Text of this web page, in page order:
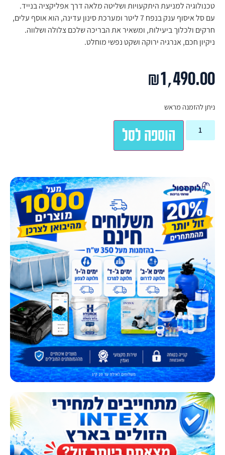
טכנולוגיה למניעת היתקעויות ושליטה מלאה דרך אפליקציה בנייד.
עם סל איסוף ענק בנפח 7 ליטר ומערכת סינון עדינה, הוא אוסף עלים,
חרקים ולכלוך ביעילות, ומשאיר את הבריכה שלכם צלולה ושלווה.
ניקיון חכם, אנרגיה ירוקה ושקט נפשי מוחלט.
₪1,490.00
ניתן להזמנה מראש
הוספה לסל